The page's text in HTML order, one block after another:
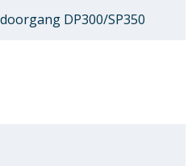
DP300/SP350